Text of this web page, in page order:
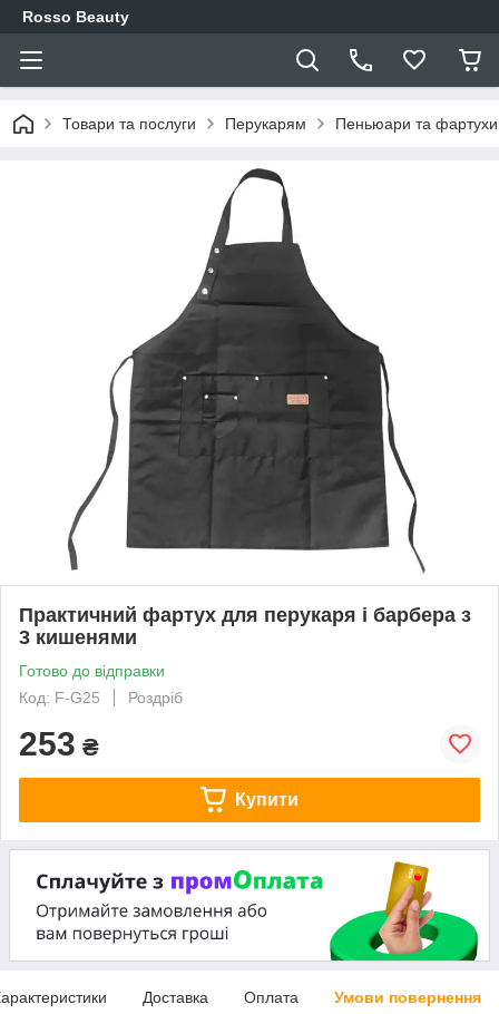
Rosso Beauty
Товари та послуги Перукарям Пеньюари та фартухи
Практичний фартух для перукаря і барбера з
3 кишенями
Готово до відправки
Код: F-G25
Роздріб
253 ₴
Купити
Доставка Оплата Умови повернення